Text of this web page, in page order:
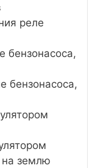
реле
бензонасоса,
бензонасоса,
на землю